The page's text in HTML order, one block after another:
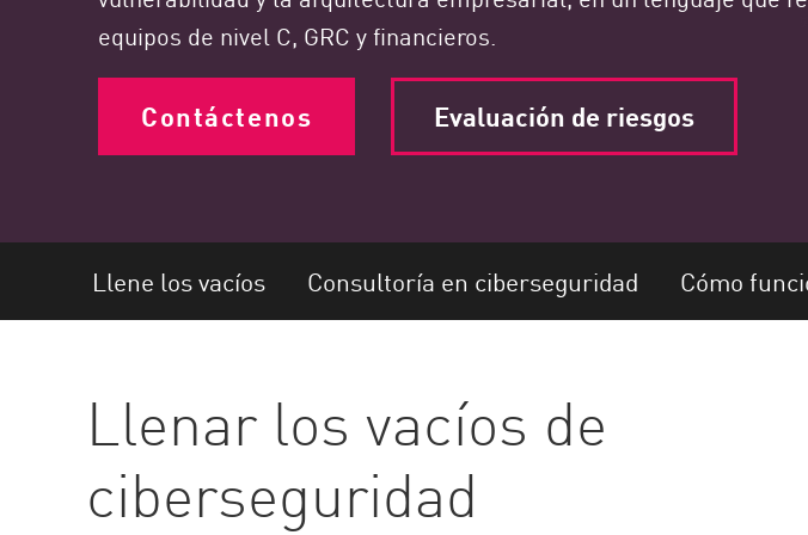
Remediación segura
INFORME DE SEGURIDAD DE IA
AI Agent Security
equipos de nivel C, GRC y financieros.
Contáctenos Evaluación de riesgos
Llene los vacíos Consultoría en ciberseguridad Cómo
Llenar los vacíos de
ciberseguridad